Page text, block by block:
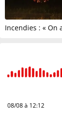
Incendies : «
08/08 à 12:12